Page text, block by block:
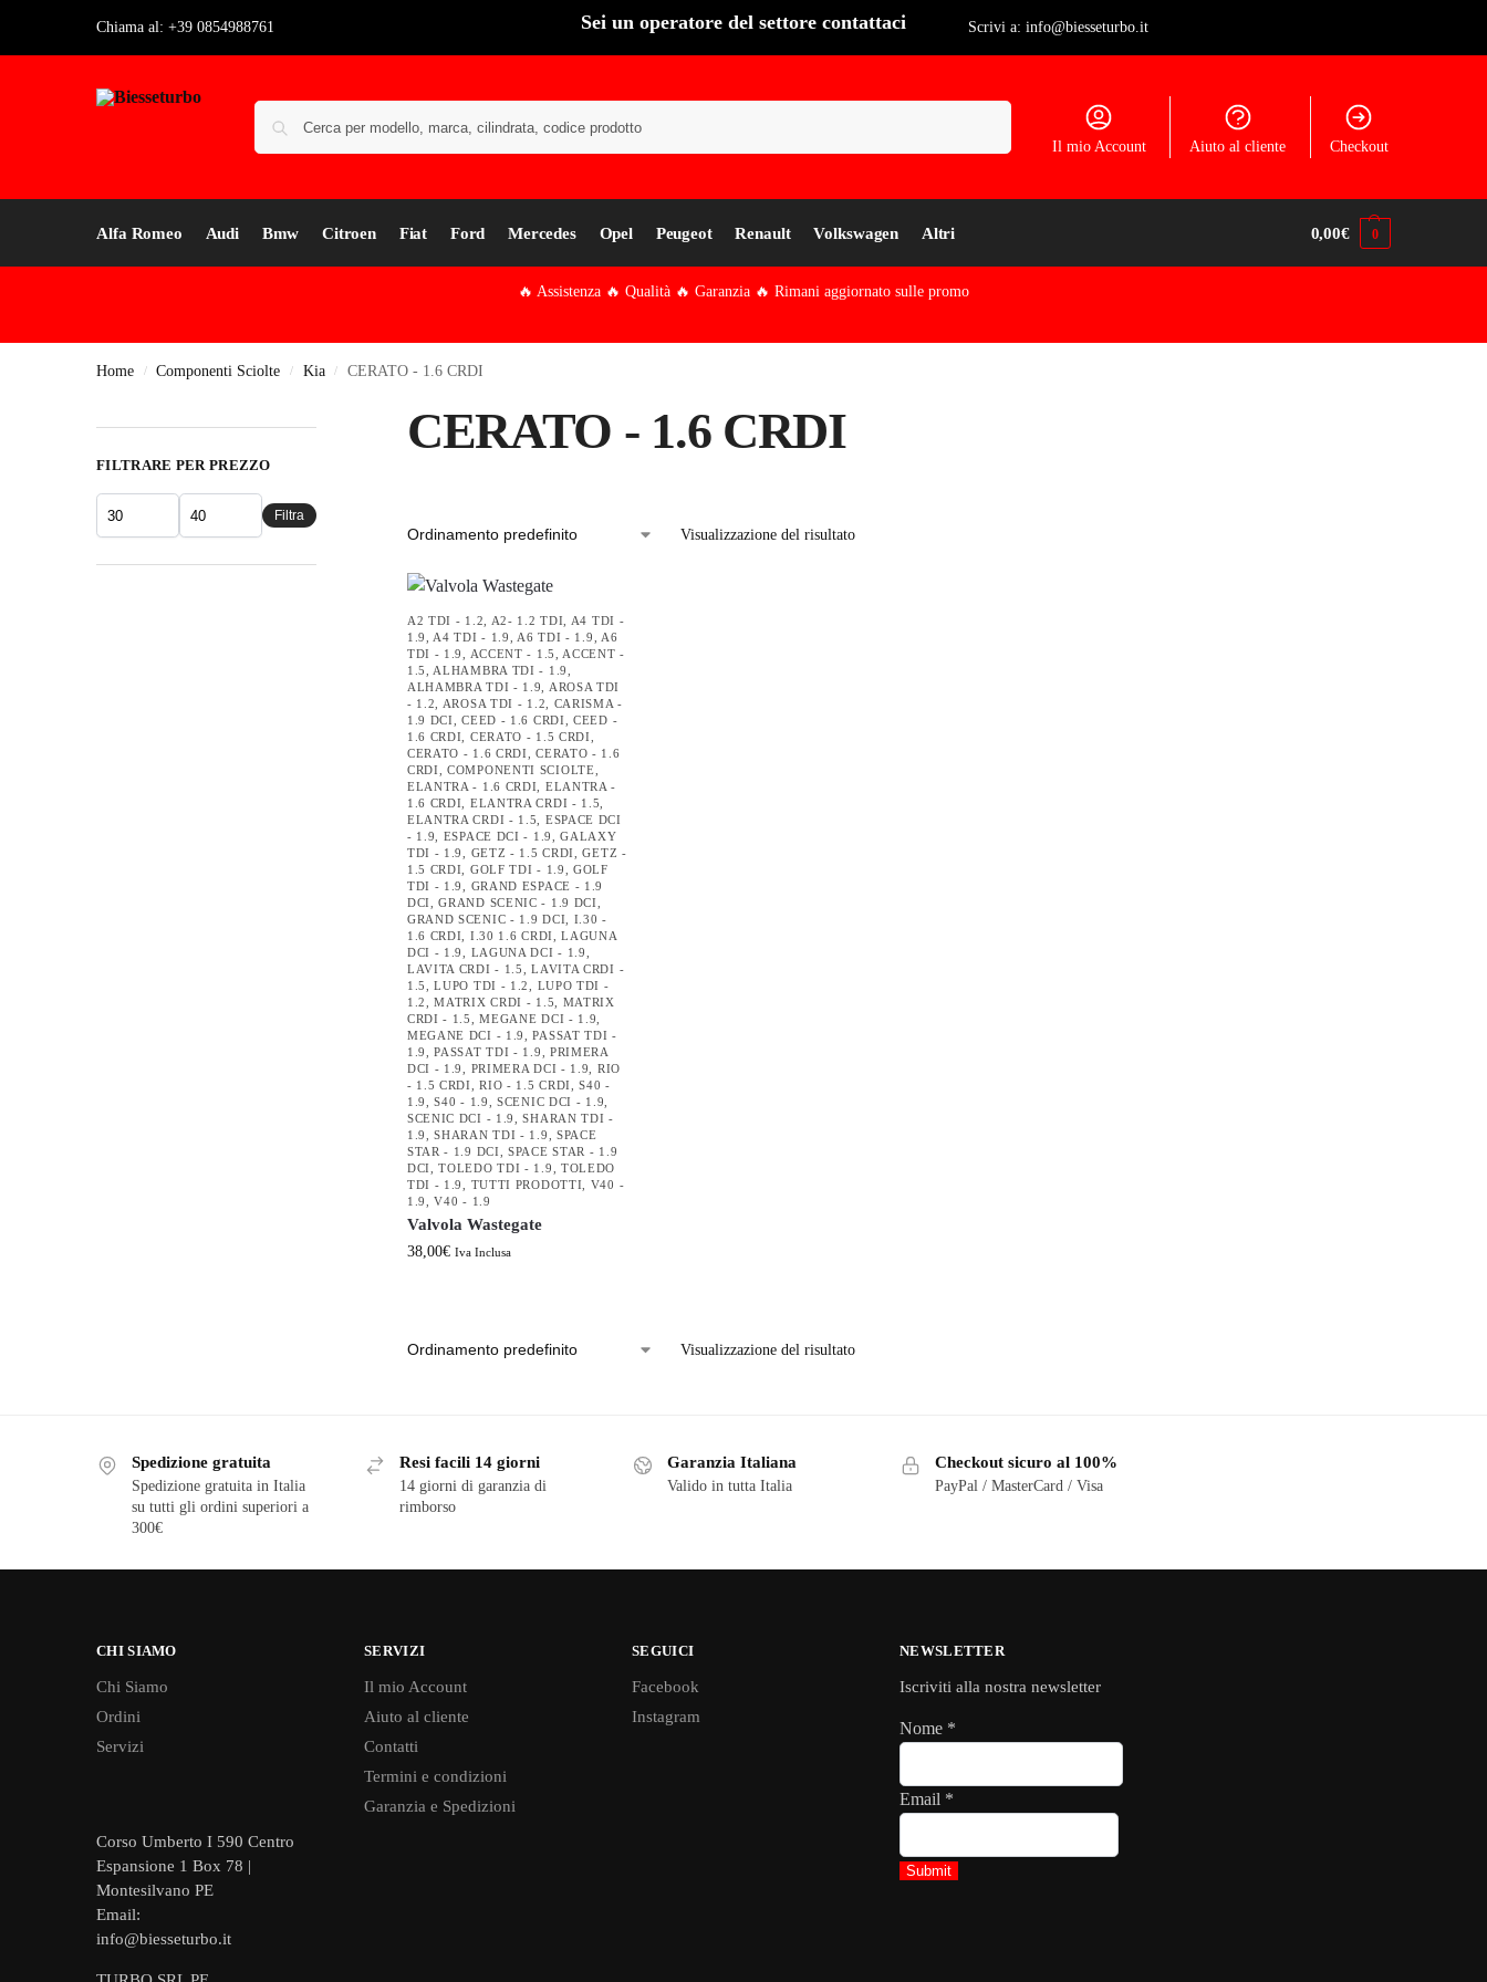
Chiama al: +39 0854988761 Sei un operatore del settore contattaci Scrivi a: info@biesseturbo.it
Il mio Account Aiuto al cliente Checkout
Alfa Romeo Audi Bmw Citroen Fiat Ford Mercedes Opel Peugeot Renault Volkswagen Altri 0,00€ 0
🔥 Assistenza 🔥 Qualità 🔥 Garanzia 🔥 Rimani aggiornato sulle promo
Home / Componenti Sciolte / Kia / CERATO - 1.6 CRDI
CERATO - 1.6 CRDI
Visualizzazione del risultato
A2 TDI - 1.2 A2- 1.2 TDI
A4 TDI -
1.9
A4 TDI - 1.9 A6 TDI - 1.9
A6
TDI - 1.9
ACCENT - 1.5
ACCENT -
1.5
ALHAMBRA TDI - 1.9
ALHAMBRA TDI - 1.9
AROSA TDI
- 1.2
AROSA TDI - 1.2
CARISMA -
1.9 DCI
,CEED - 1.6 CRDI ,CEED -
1.6 CRDI
CERATO - 1.5 CRDI
CERATO - 1.6 CRDI
,CERATO - 1.6
CRDI
,COMPONENTI SCIOLTE
ELANTRA - 1.6 CRDI
ELANTRA -
1.6 CRDI
ELANTRA CRDI - 1.5
ELANTRA CRDI - 1.5
ESPACE DCI
- 1.9
ESPACE DCI - 1.9 ,GALAXY
TDI - 1.9
GETZ - 1.5 CRDI ,GETZ -
1.5 CRDI
GOLF TDI - 1.9 ,GOLF
TDI - 1.9
GRAND ESPACE - 1.9
DCI
,GRAND SCENIC - 1.9 DCI
GRAND SCENIC - 1.9 DCI
I.30 -
1.6 CRDI
I.30 1.6 CRDI ,LAGUNA
DCI - 1.9
LAGUNA DCI - 1.9
LAVITA CRDI - 1.5
,LAVITA CRDI -
1.5
,LUPO TDI - 1.2
LUPO TDI -
1.2
,MATRIX CRDI - 1.5
MATRIX
CRDI - 1.5
,MEGANE DCI - 1.9
MEGANE DCI - 1.9
,PASSAT TDI -
1.9
,PASSAT TDI - 1.9
PRIMERA
DCI - 1.9
PRIMERA DCI - 1.9
RIO
- 1.5 CRDI
,RIO - 1.5 CRDI ,S40 -
1.9
,S40 - 1.9 ,SCENIC DCI - 1.9
SCENIC DCI - 1.9
,SHARAN TDI -
1.9
,SHARAN TDI - 1.9
SPACE
STAR - 1.9 DCI
,SPACE STAR - 1.9
DCI
,TOLEDO TDI - 1.9
TOLEDO
TDI - 1.9
TUTTI PRODOTTI
V40 -
1.9
,V40 - 1.9
Valvola Wastegate
38,00€ Iva Inclusa
Visualizzazione del risultato
FILTRARE PER PREZZO
Filtra
Spedizione gratuita
Spedizione gratuita in Italia
su tutti gli ordini superiori a
300€
Resi facili 14 giorni
14 giorni di garanzia di
rimborso
Garanzia Italiana
Valido in tutta Italia
Checkout sicuro al 100%
PayPal / MasterCard / Visa
CHI SIAMO
Chi Siamo
Ordini
Servizi
Corso Umberto I 590 Centro
Espansione 1 Box 78 |
Montesilvano PE
Email:
info@biesseturbo.it
SERVIZI
Il mio Account
Aiuto al cliente
Contatti
Termini e condizioni
Garanzia e Spedizioni
SEGUICI
Facebook
Instagram
NEWSLETTER
Iscriviti alla nostra newsletter
Nome *
Email *
Submit